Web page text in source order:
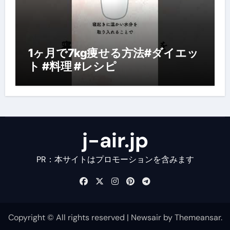
1ヶ月で7kg痩せる方法#ダイエッ
ト #料理 #レシピ
j-air.jp
PR：本サイトはプロモーションを含みます
Copyright © All rights reserved | NewsairbyThemeansar.